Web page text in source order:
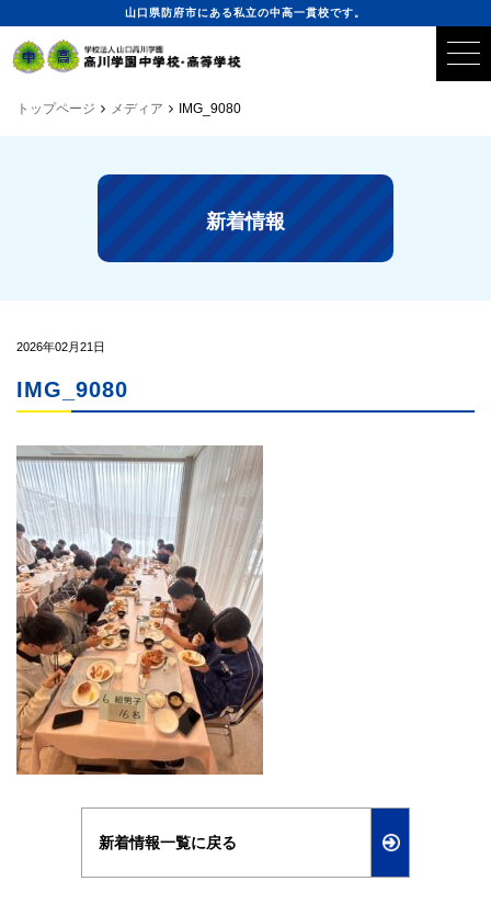
山口県防府市にある私立の中高一貫校です。
トップページ メディア IMG_9080
新着情報
2026年02月21日
IMG_9080
新着情報一覧に戻る